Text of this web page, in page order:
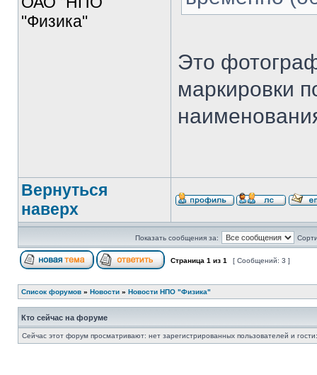
"Физика"
Это
маркировки
Вернуться
наверх
Показать сообщения за:
Страница 1 из 1 [ Сообщений: 3 ]
Список форумов » Новости » Новости НПО "Физика"
Кто сейчас на форуме
Сейчас этот форум просматривают: нет зарегистрированных пользователей и